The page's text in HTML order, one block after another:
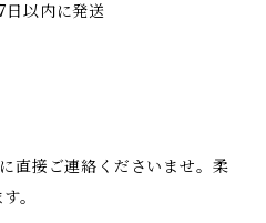
日以内に発送
直接ご連絡くださいませ。柔
。